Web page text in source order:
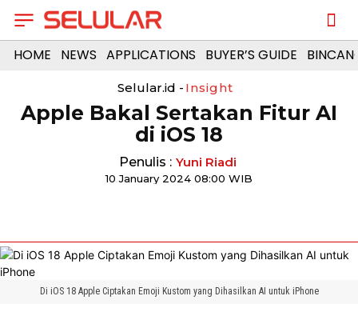
HOME NEWS APPLICATIONS BUYER’S GUIDE
Selular.id - Insight
Apple Bakal Sertakan Fitur AI
di iOS 18
Penulis : Yuni Riadi
10 January 2024 08:00 WIB
Di iOS 18 Apple Ciptakan Emoji Kustom yang Dihasilkan AI untuk iPhone